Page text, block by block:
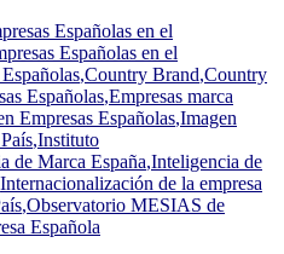
Españolas en el
Españolas en el
,Country Brand,Country
Españolas,Empresas marca
Empresas Españolas,Imagen
,Instituto
de Marca España,Inteligencia de
Internacionalización de la empresa
,Observatorio MESIAS de
Española